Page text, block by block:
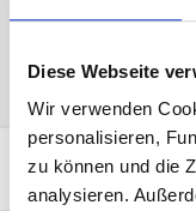
Diese Webseite
Wir verwenden
personalisieren,
zu können und die
analysieren.
Gold 3691.6€
Platin